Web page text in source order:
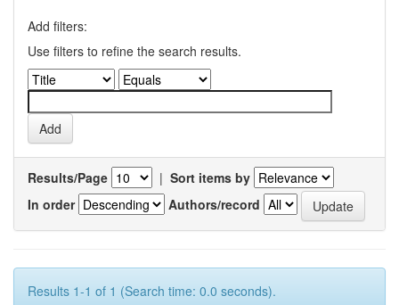
Add filters:
Use filters to refine the search results.
Results/Page | Sort items by
In order
Authors/record
Results 1-1 of 1 (Search time: 0.0 seconds).